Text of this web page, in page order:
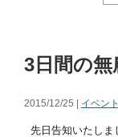
3日間の無
2015/12/25 | イベン
先日告知いたしま